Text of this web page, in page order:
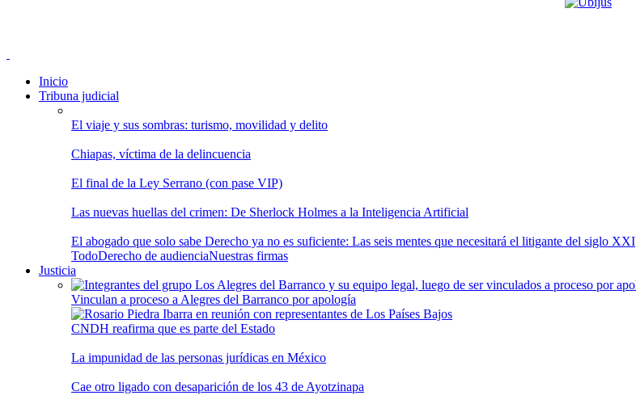
Inicio
Tribuna judicial
El viaje y sus sombras: turismo, movilidad y delito
Chiapas, víctima de la delincuencia
El final de la Ley Serrano (con pase VIP)
Las nuevas huellas del crimen: De Sherlock Holmes a la Inteligencia Artificial
El abogado que solo sabe Derecho ya no es suficiente: Las seis mentes que necesitará el litigante del siglo XXI
TodoDerecho de audienciaNuestras firmas
Justicia
Vinculan a proceso a Alegres del Barranco por apología
CNDH reafirma que es parte del Estado
La impunidad de las personas jurídicas en México
Cae otro ligado con desaparición de los 43 de Ayotzinapa